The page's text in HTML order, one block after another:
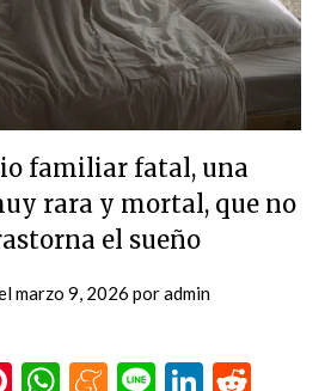
familiar fatal, una
rara y mortal, que no
el sueño
marzo 9, 2026 poradmin
Pinterest
WhatsApp
Meneame
Line